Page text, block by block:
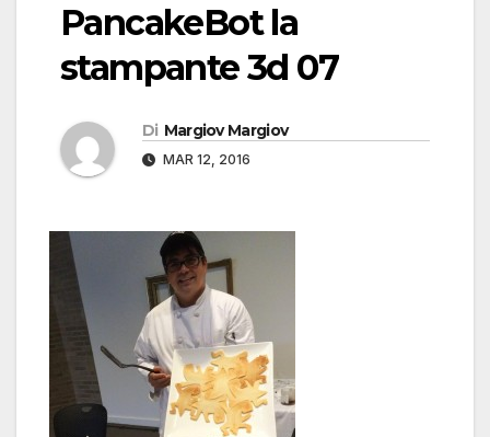
PancakeBot la
stampante 3d 07
Di Margiov Margiov
MAR 12, 2016